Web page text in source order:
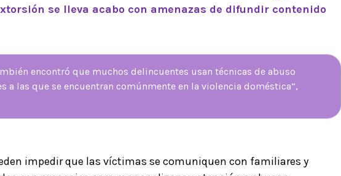
se lleva acabo con amenazas de difundir contenido
encontró que muchos delincuentes usan técnicas de abuso
a las que se encuentran comúnmente en la violencia doméstica”,
impedir que las víctimas se comuniquen con familiares y